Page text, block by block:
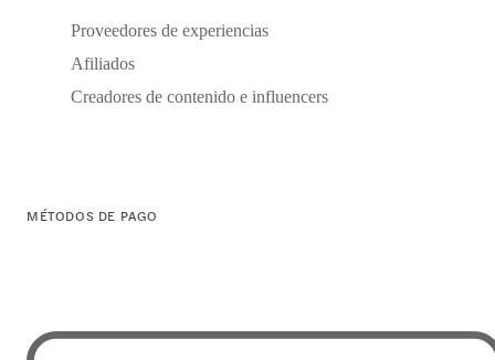
Proveedores de experiencias
Afiliados
Creadores de contenido e influencers
MÉTODOS DE PAGO